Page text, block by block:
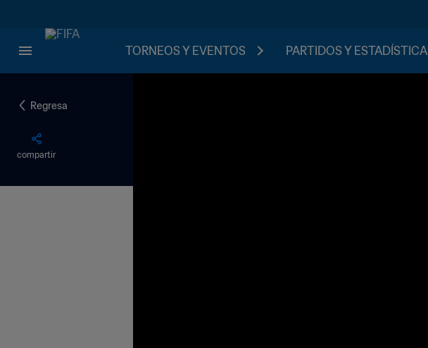
TORNEOS Y EVENTOS PARTIDOS Y
Regresa
compartir